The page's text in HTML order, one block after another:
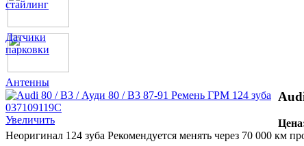
стайлинг
Датчики
парковки
Антенны
Увеличить
Неоригинал 124 зуба Рекомендуется менять через 70 000 км